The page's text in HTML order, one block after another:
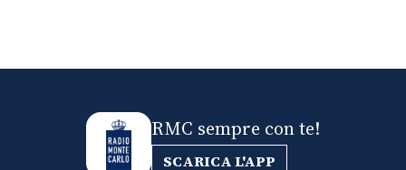
RMC sempre con te!
SCARICA L'APP